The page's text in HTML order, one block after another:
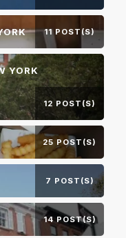
11 POST(S)
YORK
12 POST(S)
25 POST(S)
7 POST(S)
14 POST(S)